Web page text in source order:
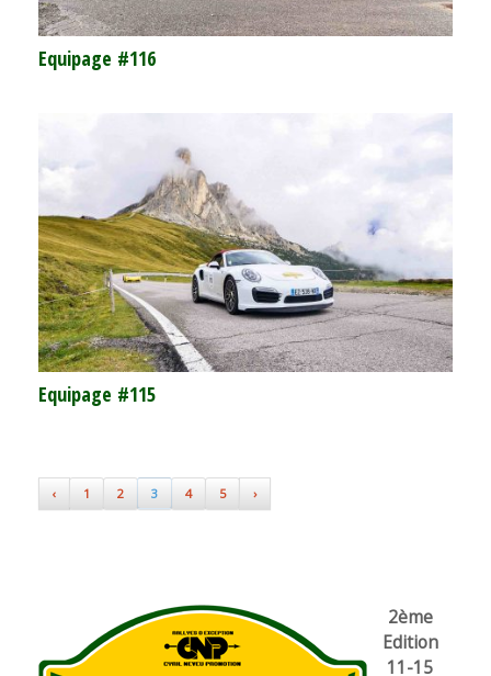
Equipage #116
Equipage #115
‹ 1 2 3 4 5 ›
2ème
Edition
11-15